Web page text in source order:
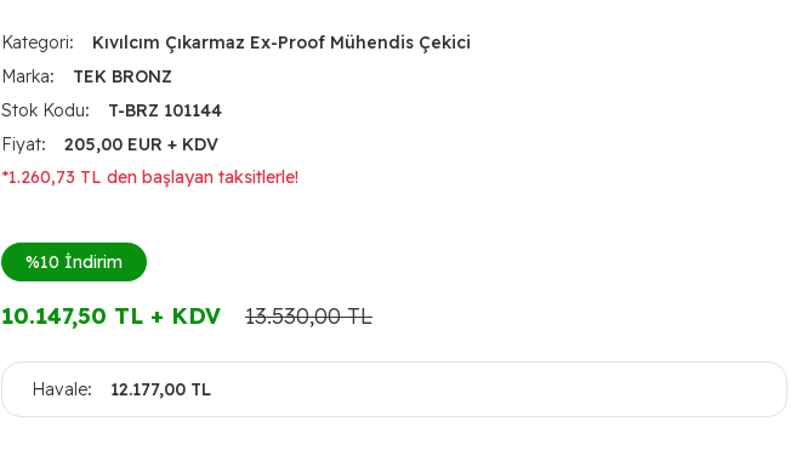
Kategori
Kıvılcım Çıkarmaz Ex-Proof Mühendis Çekici
Marka
TEK BRONZ
Stok Kodu
T-BRZ 101144
Fiyat
205,00 EUR + KDV
*1.260,73 TL den başlayan taksitlerle!
%10 İndirim
10.147,50 TL + KDV 13.530,00 TL
Havale 12.177,00 TL